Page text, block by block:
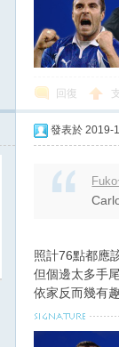
回復
發表於 2019-
照計76點都應
但個邊太多手
依家反而幾有趣